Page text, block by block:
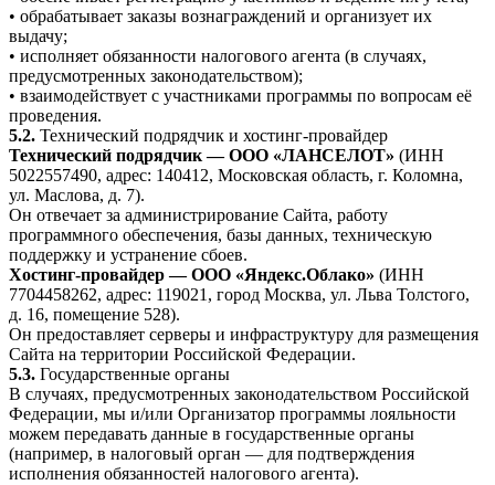
• обрабатывает заказы вознаграждений и организует их
выдачу;
• исполняет обязанности налогового агента (в случаях,
предусмотренных законодательством);
• взаимодействует с участниками программы по вопросам её
проведения.
5.2. Технический подрядчик и хостинг-провайдер
Технический подрядчик — ООО «ЛАНСЕЛОТ» (ИНН
5022557490, адрес: 140412, Московская область, г. Коломна,
ул. Маслова, д. 7).
Он отвечает за администрирование Сайта, работу
программного обеспечения, базы данных, техническую
поддержку и устранение сбоев.
Хостинг-провайдер — ООО «Яндекс.Облако» (ИНН
7704458262, адрес: 119021, город Москва, ул. Льва Толстого,
д. 16, помещение 528).
Он предоставляет серверы и инфраструктуру для размещения
Сайта на территории Российской Федерации.
5.3. Государственные органы
В случаях, предусмотренных законодательством Российской
Федерации, мы и/или Организатор программы лояльности
можем передавать данные в государственные органы
(например, в налоговый орган — для подтверждения
исполнения обязанностей налогового агента).